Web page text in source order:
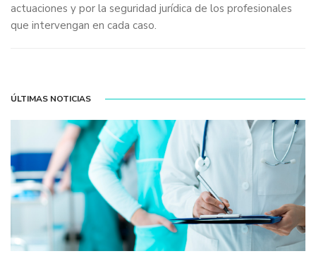
actuaciones y por la seguridad jurídica de los profesionales
que intervengan en cada caso.
ÚLTIMAS NOTICIAS